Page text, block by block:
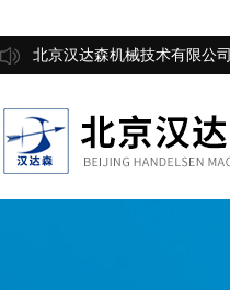
北京汉达森机械技术有限公司